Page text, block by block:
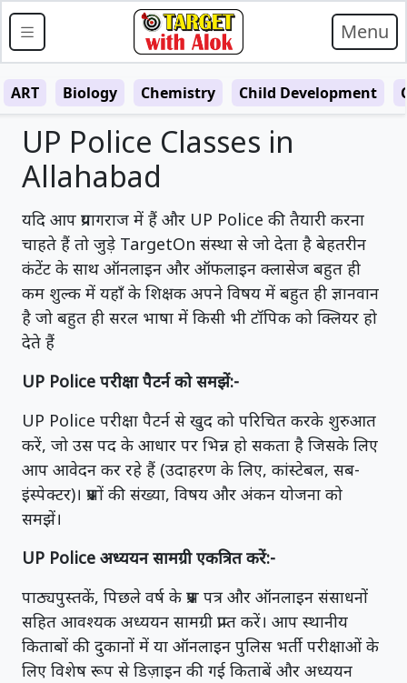
Menu
ART Biology Chemistry Child Development
UP Police Classes in
Allahabad
यदि आप प्रयागराज में हैं और UP Police की तैयारी करना
चाहते हैं तो जुड़े TargetOn संस्था से जो देता है बेहतरीन
कंटेंट के साथ ऑनलाइन और ऑफलाइन क्लासेज बहुत ही
कम शुल्क में यहाँ के शिक्षक अपने विषय में बहुत ही ज्ञानवान
है जो बहुत ही सरल भाषा में किसी भी टॉपिक को क्लियर हो
देते हैं
UP Police परीक्षा पैटर्न को समझें:-
UP Police परीक्षा पैटर्न से खुद को परिचित करके शुरुआत
करें, जो उस पद के आधार पर भिन्न हो सकता है जिसके लिए
आप आवेदन कर रहे हैं (उदाहरण के लिए, कांस्टेबल, सब-
इंस्पेक्टर)। प्रश्नों की संख्या, विषय और अंकन योजना को
समझें।
UP Police अध्ययन सामग्री एकत्रित करें:-
पाठ्यपुस्तकें, पिछले वर्ष के प्रश्न पत्र और ऑनलाइन संसाधनों
सहित आवश्यक अध्ययन सामग्री प्राप्त करें। आप स्थानीय
किताबों की दुकानों में या ऑनलाइन पुलिस भर्ती परीक्षाओं के
लिए विशेष रूप से डिज़ाइन की गई किताबें और अध्ययन